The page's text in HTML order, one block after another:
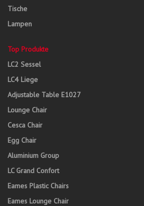
Tische
Lampen
Top Produkte
LC2 Sessel
LC4 Liege
Adjustable Table E1027
Lounge Chair
Cesca Chair
Egg Chair
Aluminium Group
LC Grand Confort
Eames Plastic Chairs
Eames Lounge Chair